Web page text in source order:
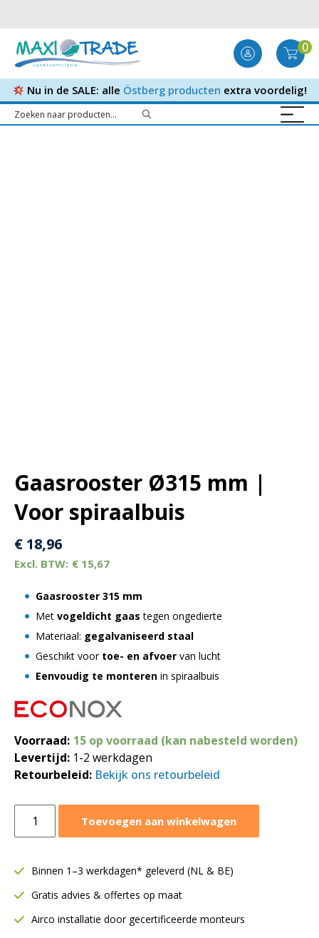
0
Nu in de SALE: alle Östberg producten extra voordelig!
Gaasrooster Ø315 mm |
Voor spiraalbuis
€ 18,96
€ 15,67
Gaasrooster 315 mm
Met vogeldicht gaas tegen ongedierte
Materiaal: gegalvaniseerd staal
Geschikt voor toe- en afvoer van lucht
Eenvoudig te monteren in spiraalbuis
Voorraad: 15 op voorraad (kan nabesteld worden)
Levertijd: 1-2 werkdagen
Retourbeleid: Bekijk ons retourbeleid
Ø315
spiraalbuis
aantal
Toevoegen aan winkelwagen
Binnen 1–3 werkdagen* geleverd (NL & BE)
Gratis advies & offertes op maat
Airco installatie door gecertificeerde monteurs